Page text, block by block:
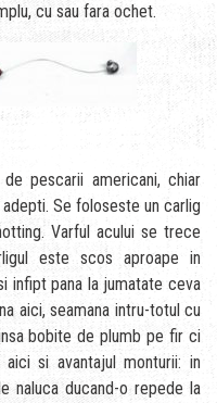
cu sau fara ochet.
pescarii americani, chiar
Se foloseste un carlig
Varful acului se trece
este scos aproape in
infipt pana la jumatate ceva
aici, seamana intru-totul cu
bobite de plumb pe fir ci
si avantajul monturii: in
naluca ducand-o repede la